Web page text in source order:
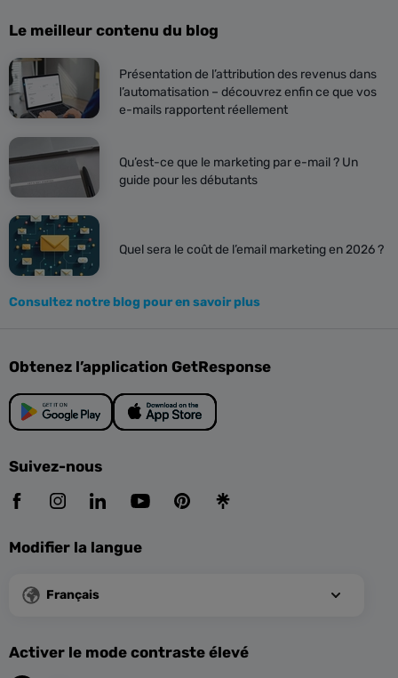
Le meilleur contenu du blog
Présentation de l’attribution des revenus dans
l’automatisation – découvrez enfin ce que vos
e-mails rapportent réellement
Qu’est-ce que le marketing par e-mail ? Un
guide pour les débutants
Quel sera le coût de l’email marketing en 2026 ?
Consultez notre blog pour en savoir plus
Obtenez l’application GetResponse
Suivez-nous
Modifier la langue
Français
Activer le mode contraste élevé